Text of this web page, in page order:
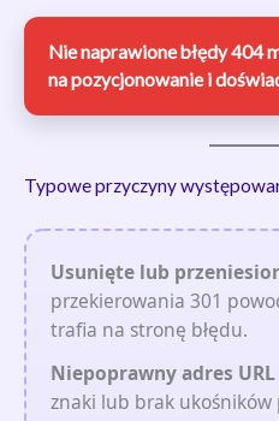
Nie naprawione błędy 404
na pozycjonowanie i
Typowe przyczyny
Usunięte lub
przekierowania 301
trafia na stronę błędu.
Niepoprawny adres URL
znaki lub brak